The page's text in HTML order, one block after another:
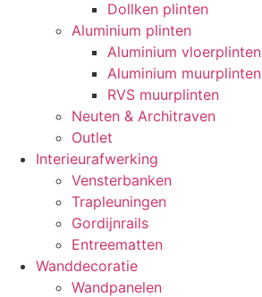
Dollken plinten
Aluminium plinten
Aluminium vloerplinten
Aluminium muurplinten
RVS muurplinten
Neuten & Architraven
Outlet
Interieurafwerking
Vensterbanken
Trapleuningen
Gordijnrails
Entreematten
Wanddecoratie
Wandpanelen